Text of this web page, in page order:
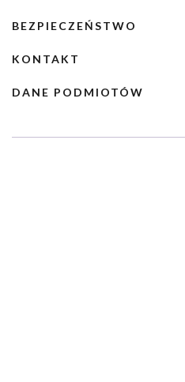
BEZPIECZEŃSTWO
KONTAKT
DANE PODMIOTÓW